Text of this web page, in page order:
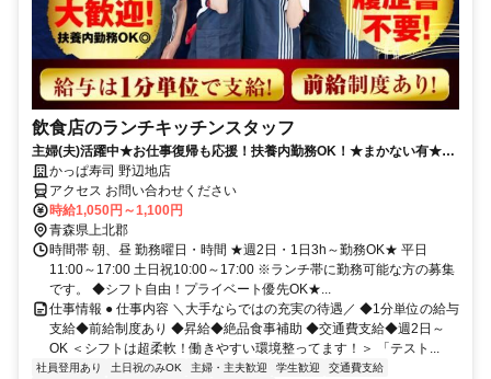
飲食店のランチキッチンスタッフ
主婦(夫)活躍中★お仕事復帰も応援！扶養内勤務OK！★まかない有★短
時間OK★履歴書不要
かっぱ寿司 野辺地店
アクセス お問い合わせください
時給1,050円～1,100円
青森県上北郡
時間帯 朝、昼 勤務曜日・時間 ★週2日・1日3h～勤務OK★ 平日
11:00～17:00 土日祝10:00～17:00 ※ランチ帯に勤務可能な方の募集
です。 ◆シフト自由！プライベート優先OK★...
仕事情報 ● 仕事内容 ＼大手ならではの充実の待遇／ ◆1分単位の給与
支給◆前給制度あり ◆昇給◆絶品食事補助 ◆交通費支給◆週2日～
OK ＜シフトは超柔軟！働きやすい環境整ってます！＞ 「テスト...
社員登用あり 土日祝のみOK 主婦・主夫歓迎 学生歓迎
交通費支給